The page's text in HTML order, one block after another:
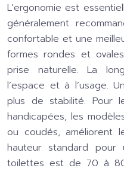
L’ergonomie est
généralement
confortable et une
formes rondes et
prise naturelle. La
l’espace et à l’usage.
plus de stabilité. Pour
handicapées, les
ou coudés, améliorent
hauteur standard pour
toilettes est de 70 à